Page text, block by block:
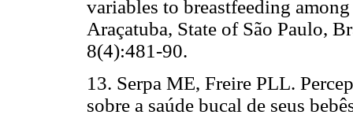
variables to breastfeeding
Araçatuba, State of São Paulo,
8(4):481-90.
13. Serpa ME, Freire PLL.
sobre a saúde bucal de seus